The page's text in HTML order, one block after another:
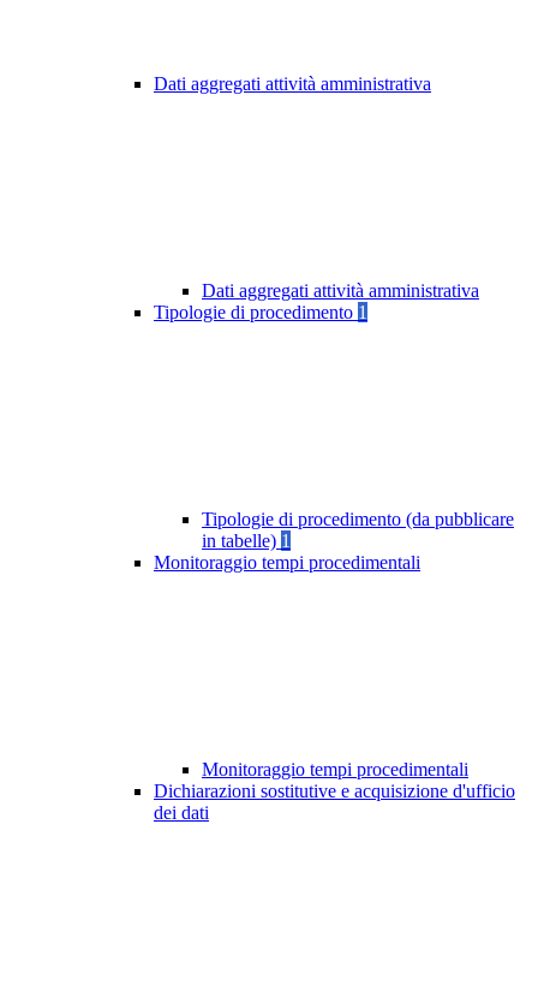
Dati aggregati attività amministrativa
Dati aggregati attività amministrativa
Tipologie di procedimento 1
Tipologie di procedimento (da pubblicare
in tabelle) 1
Monitoraggio tempi procedimentali
Monitoraggio tempi procedimentali
Dichiarazioni sostitutive e acquisizione d'ufficio
dei dati